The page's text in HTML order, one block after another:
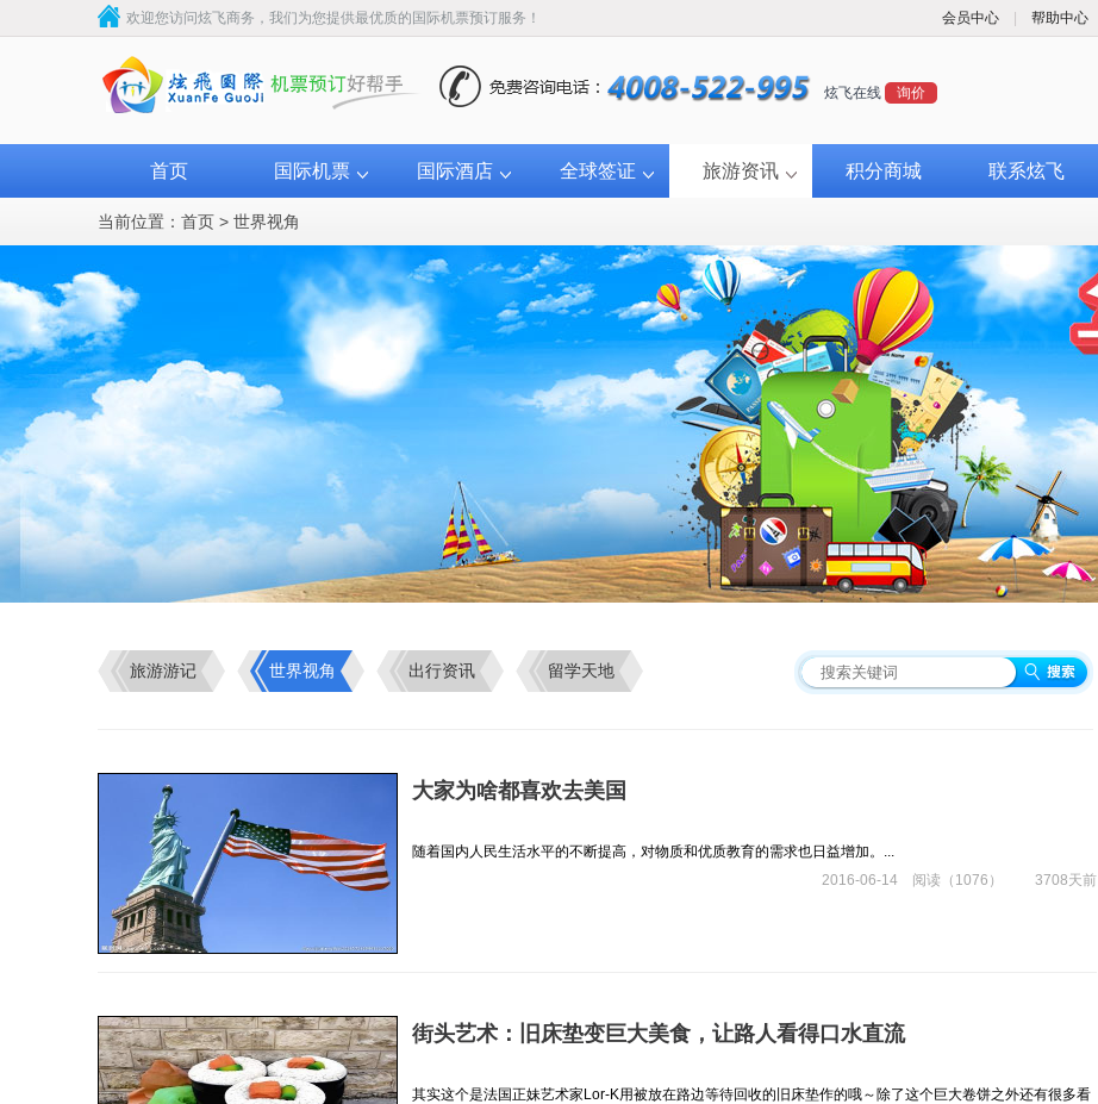
欢迎您访问炫飞商务，我们为您提供最优质的国际机票预订服务！ 会员中心 帮助中心
炫飞在线 询价
首页 国际机票 国际酒店 全球签证 旅游资讯 积分商城 联系炫飞
当前位置： 首页 > 世界视角
旅游游记 世界视角 出行资讯 留学天地
大家为啥都喜欢去美国
随着国内人民生活水平的不断提高，对物质和优质教育的需求也日益增加。...
2016-06-14 阅读（1076） 3708天前
街头艺术：旧床垫变巨大美食，让路人看得口水直流
其实这个是法国正妹艺术家Lor-K用被放在路边等待回收的旧床垫作的哦～除了这个巨大卷饼之外还有很多看